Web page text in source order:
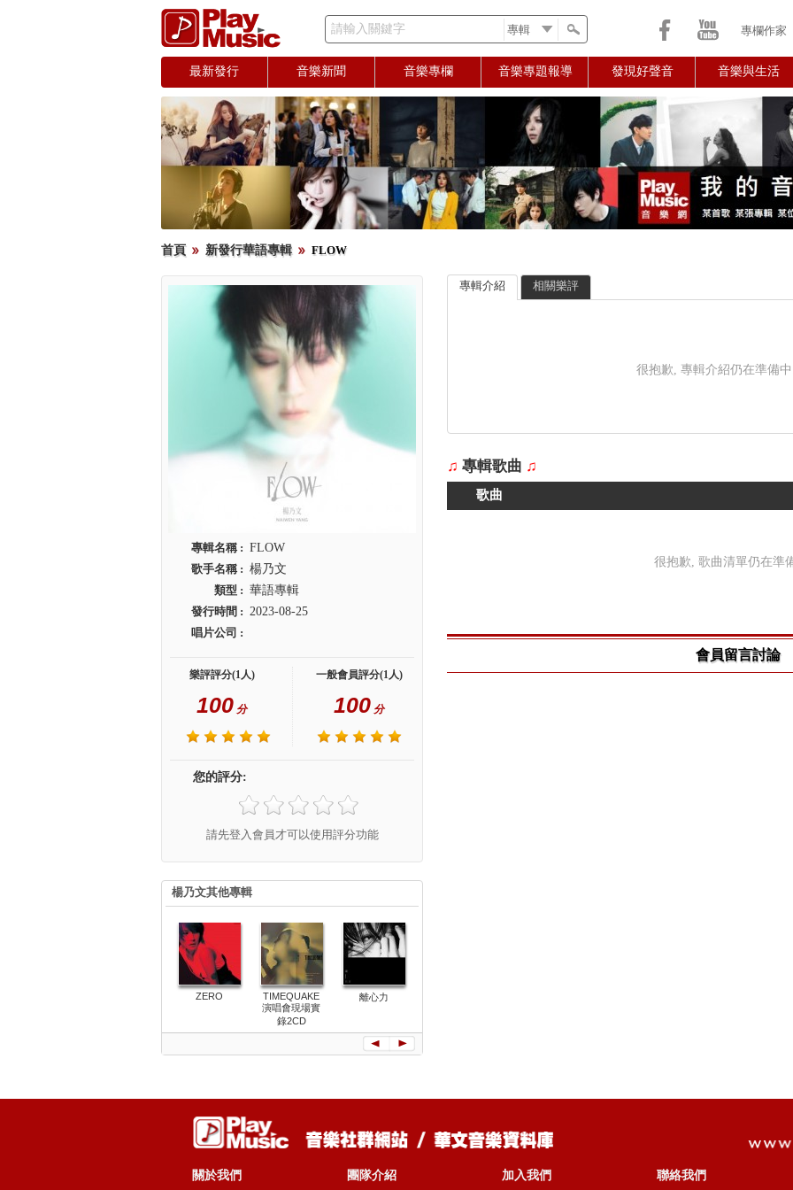
請輸入關鍵字 專欄作家
最新發行 音樂新聞 音樂專欄 音樂專題報導 發現好聲音 音樂與生活
首頁 新發行華語專輯 FLOW
專輯名稱 : FLOW
歌手名稱 : 楊乃文
類型 : 華語專輯
發行時間 : 2023-08-25
唱片公司 :
樂評評分(1人)
100 分
一般會員評分(1人)
100 分
您的評分:
請先登入會員才可以使用評分功能
楊乃文其他專輯
ZERO
TIMEQUAKE
演唱會現場實
錄2CD
離心力
專輯介紹 相關樂評
很抱歉, 專輯介紹仍在準備
♫ 專輯歌曲 ♫
歌曲
很抱歉, 歌曲清單仍在準
會員留言討論
關於我們 團隊介紹 加入我們 聯絡我們